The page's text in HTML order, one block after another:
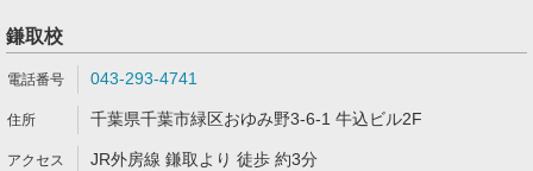
鎌取校
043-293-4741
千葉県千葉市緑区おゆみ野3-6-1 牛込ビル2F
JR外房線 鎌取より 徒歩 約3分